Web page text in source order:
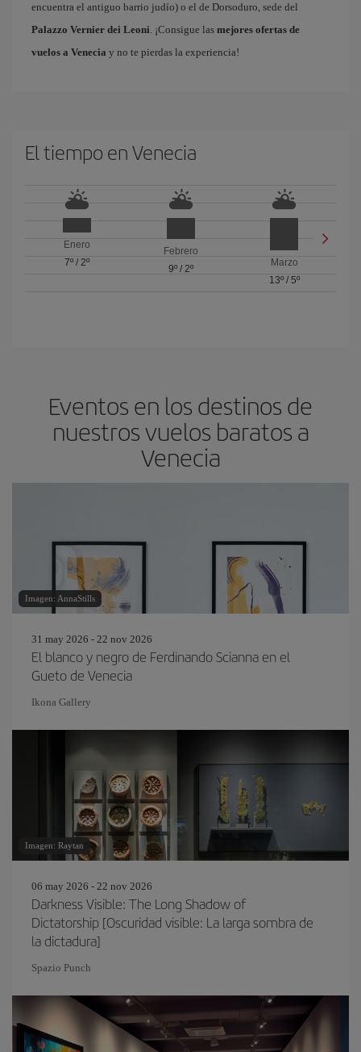
encuentra el antiguo barrio judío) o el de Dorsoduro, sede del
Palazzo Vernier dei Leoni. ¡Consigue las mejores ofertas de
vuelos a Venecia y no te pierdas la experiencia!
El tiempo en Venecia
Enero
7º/ 2º
Febrero
9º/ 2º
Marzo
13º/ 5º
Eventos en los destinos de
nuestros vuelos baratos a
Venecia
Imagen: AnnaStills
31 may 2026 - 22 nov 2026
El blanco y negro de Ferdinando Scianna en el
Gueto de Venecia
Ikona Gallery
Imagen: Raytan
06 may 2026 - 22 nov 2026
Darkness Visible: The Long Shadow of
Dictatorship [Oscuridad visible: La larga sombra de
la dictadura]
Spazio Punch